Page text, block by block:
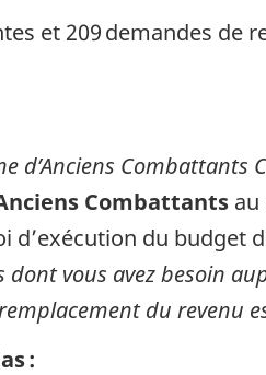
et 209 demandes de
d’Anciens Combattants
Combattants au
d’exécution du budget
vous avez besoin
du revenu
: